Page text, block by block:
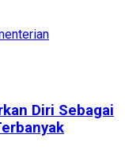
Diri Sebagai